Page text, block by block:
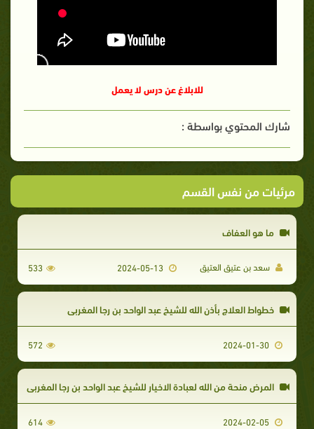
للابلاغ عن درس لا يعمل
شارك المحتوي بواسطة :
مرئيات من نفس القسم
ما هو العفاف
سعد بن عتيق العتيق 533
خطواط العلاج بأذن الله للشيخ عبد الواحد بن رجا المغربي
572
المرض منحة من الله لعبادة الاخيار للشيخ عبد الواحد بن رجا المغربي
614